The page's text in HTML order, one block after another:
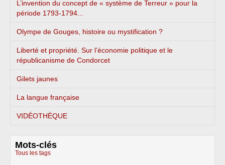
L’invention du concept de « système de Terreur » pour la
période 1793-1794...
Olympe de Gouges, histoire ou mystification ?
Liberté et propriété. Sur l’économie politique et le
républicanisme de Condorcet
Gilets jaunes
La langue française
VIDÉOTHÈQUE
Mots-clés
Tous les tags